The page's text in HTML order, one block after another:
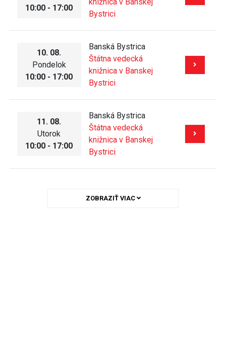
10:00 - 17:00
Bystrici
10. 08.
Pondelok
10:00 - 17:00
Banská Bystrica
Štátna vedecká
knižnica v Banskej
Bystrici
11. 08.
Utorok
10:00 - 17:00
Banská Bystrica
Štátna vedecká
knižnica v Banskej
Bystrici
ZOBRAZIŤ VIAC